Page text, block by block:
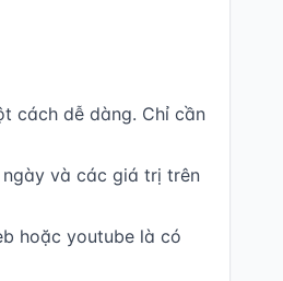
cách dễ dàng. Chỉ cần
và các giá trị trên
hoặc youtube là có